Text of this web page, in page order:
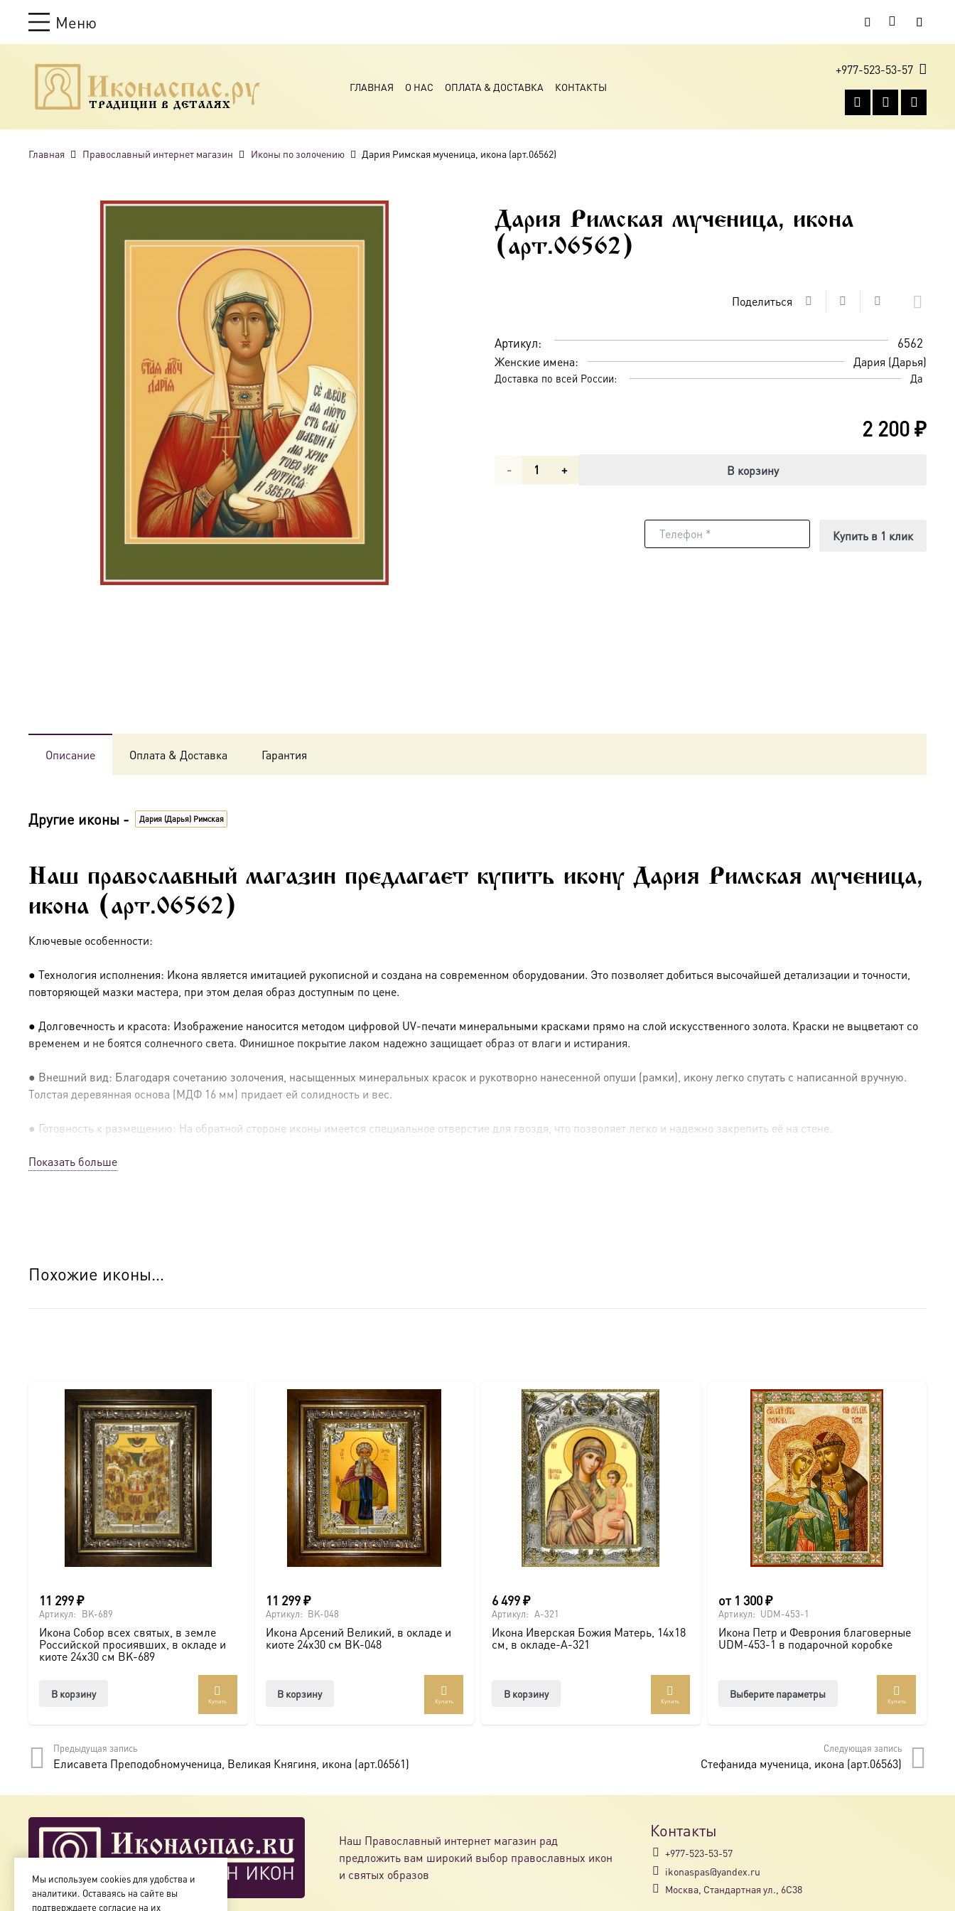
Меню
ТРАДИЦИИ В ДЕТАЛЯХ
ГЛАВНАЯ О НАС ОПЛАТА & ДОСТАВКА КОНТАКТЫ
+977-523-53-57
Главная Православный интернет магазин Иконы по золочению Дария Римская мученица, икона (арт.06562)
Дария Римская мученица, икона
(арт.06562)
Поделиться
Артикул: 6562
Женские имена: Дария (Дарья)
Доставка по всей России: Да
2 200₽
Количество
В корзину
Купить в 1 клик
Описание Оплата & Доставка Гарантия
Другие иконы - Дария (Дарья) Римская
Наш православный магазин предлагает купить икону Дария Римская мученица,
икона (арт.06562)
Ключевые особенности:
● Технология исполнения: Икона является имитацией рукописной и создана на современном оборудовании. Это позволяет добиться высочайшей детализации и точности,
повторяющей мазки мастера, при этом делая образ доступным по цене.
● Долговечность и красота: Изображение наносится методом цифровой UV-печати минеральными красками прямо на слой искусственного золота. Краски не выцветают со
временем и не боятся солнечного света. Финишное покрытие лаком надежно защищает образ от влаги и истирания.
● Внешний вид: Благодаря сочетанию золочения, насыщенных минеральных красок и рукотворно нанесенной опуши (рамки), икону легко спутать с написанной вручную.
Толстая деревянная основа (МДФ 16 мм) придает ей солидность и вес.
● Готовность к размещению: На обратной стороне иконы имеется специальное отверстие для гвоздя, что позволяет легко и надежно закрепить её на стене.
● Освящение: Производство освящено
Эта икона станет прекрасным духовным подарком:
● На день Ангела (именины) — в честь небесного покровителя.
● На Крещение ребенка или взрослого.
● На день рождения как символ защиты и заступничества.
● На венчание или годовщину брака (для парных икон или образов покровителей семьи).
● На новоселье для освящения домашнего очага.
Доставка и заказ:
Мы предлагаем купить икону в Москве с доставкой по России. Также можно заказать икону в окладе и киоте.
Доступна в стандартных размерах или может быть изготовлена под заказ по вашим размерам.
Подписывайтесь на нашу группу ВКонтакте:
Показать больше
Похожие иконы…
11 299₽
Артикул: BK-689
Икона Собор всех святых, в земле
Российской просиявших, в окладе и
киоте 24х30 см BK-689
В корзину
Купить
11 299₽
Артикул: BK-048
Икона Арсений Великий, в окладе и
киоте 24х30 см BK-048
В корзину
Купить
6 499₽
Артикул: A-321
Икона Иверская Божия Матерь, 14х18
см, в окладе-A-321
В корзину
Купить
от 1 300₽
Артикул: UDM-453-1
Икона Петр и Феврония благоверные
UDM-453-1 в подарочной коробке
Выберите параметры
вариаций.
Опции
Купить
Предыдущая запись
Елисавета Преподобномученица, Великая Княгиня, икона (арт.06561)
Следующая запись
Стефанида мученица, икона (арт.06563)
Наш Православный интернет магазин рад
предложить вам широкий выбор православных икон
и святых образов
Контакты
+977-523-53-57
ikonaspas@yandex.ru
Москва, Стандартная ул., 6С38
Мы используем cookies для удобства и
аналитики. Оставаясь на сайте вы
подтверждаете согласие на их